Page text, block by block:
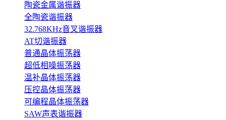
陶瓷金属谐振器
全陶瓷谐振器
32.768KHz音叉谐振器
AT切谐振器
普通晶体振荡器
超低相噪振荡器
温补晶体振荡器
压控晶体振荡器
可编程晶体振荡器
SAW声表谐振器